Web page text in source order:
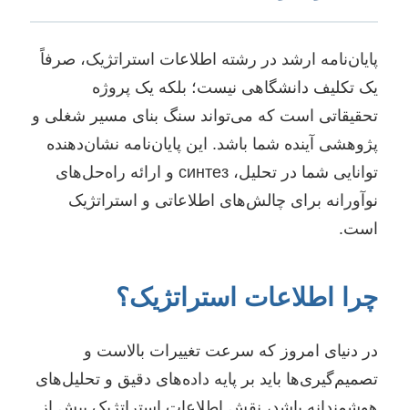
پایان‌نامه ارشد در رشته اطلاعات استراتژیک، صرفاً
یک تکلیف دانشگاهی نیست؛ بلکه یک پروژه
تحقیقاتی است که می‌تواند سنگ بنای مسیر شغلی و
پژوهشی آینده شما باشد. این پایان‌نامه نشان‌دهنده
توانایی شما در تحلیل، синтез و ارائه راه‌حل‌های
نوآورانه برای چالش‌های اطلاعاتی و استراتژیک
است.
چرا اطلاعات استراتژیک؟
در دنیای امروز که سرعت تغییرات بالاست و
تصمیم‌گیری‌ها باید بر پایه داده‌های دقیق و تحلیل‌های